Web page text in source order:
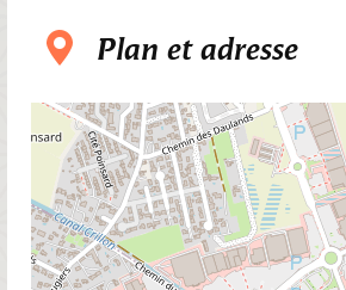
Plan et adresse